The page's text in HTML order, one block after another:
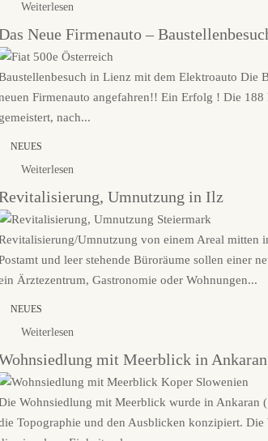
Weiterlesen
Neue Firmenauto –
in Lienz mit dem Elektroauto Die
Firmenauto angefahren!! Ein Erfolg ! Die
gemeistert, nach...
NEUES
Weiterlesen
Umnutzung in Ilz
Umnutzung von einem Areal mitten
und leer stehende Büroräume sollen einer
Ärztezentrum, Gastronomie oder Wohnungen...
NEUES
Weiterlesen
mit Meerblick in
Wohnsiedlung mit Meerblick wurde in Ankaran
Topographie und den Ausblicken konzipiert.